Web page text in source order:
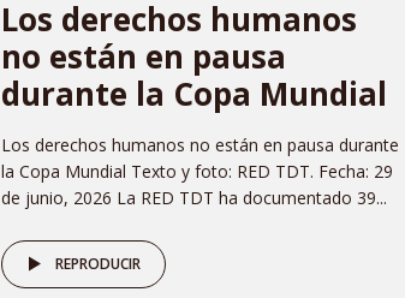
Los derechos humanos
no están en pausa
durante la Copa Mundial
Los derechos humanos no están en pausa durante
la Copa Mundial Texto y foto: RED TDT. Fecha: 29
de junio, 2026 La RED TDT ha documentado 39...
REPRODUCIR